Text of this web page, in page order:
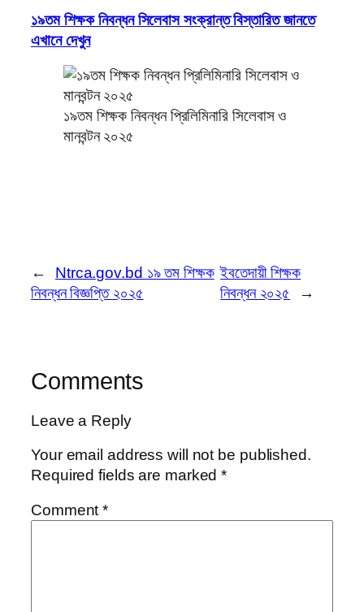
১৯তম শিক্ষক নিবন্ধন সিলেবাস সংক্রান্ত বিস্তারিত জানতে
এখানে দেখুন
১৯তম শিক্ষক নিবন্ধন প্রিলিমিনারি সিলেবাস ও
মানবন্টন ২০২৫
←
Ntrca.gov.bd ১৯ তম শিক্ষক
নিবন্ধন বিজ্ঞপ্তি ২০২৫
ইবতেদায়ী শিক্ষক
নিবন্ধন ২০২৫
→
Comments
Leave a Reply
Your email address will not be published.
Required fields are marked*
Comment*